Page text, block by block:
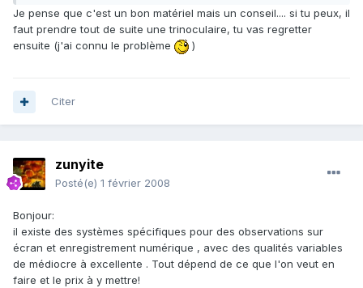
Je pense que c'est un bon matériel mais un conseil.... si tu peux, il
faut prendre tout de suite une trinoculaire, tu vas regretter
ensuite (j'ai connu le problème
)
Citer
zunyite
Posté(e) 1 février 2008
Bonjour:
il existe des systèmes spécifiques pour des observations sur
écran et enregistrement numérique , avec des qualités variables
de médiocre à excellente . Tout dépend de ce que l'on veut en
faire et le prix à y mettre!